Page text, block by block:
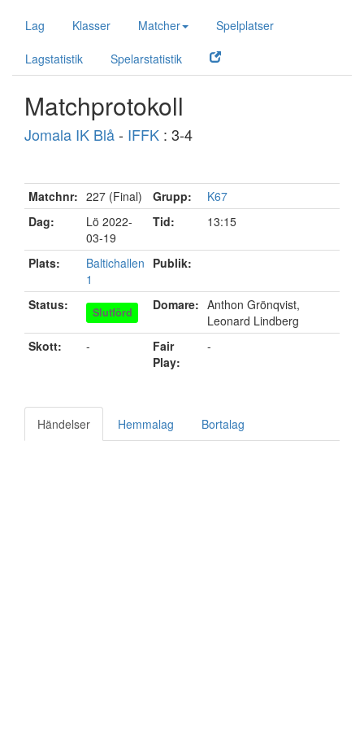
Lag Klasser Matcher Spelplatser
Lagstatistik Spelarstatistik
Matchprotokoll
Jomala IK Blå- IFFK : 3-4
Matchnr: 227 (Final) Grupp:
K67
Dag:
Lö 2022-
03-19
Tid: 13:15
Plats:
Baltichallen
1
Publik:
Status: Slutförd Domare: Anthon Grönqvist,
Leonard Lindberg
Skott:
-
Fair
Play:
-
Händelser Hemmalag Bortalag